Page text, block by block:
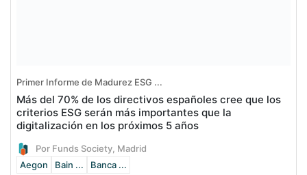
Primer Informe de Madurez ESG ...
Más del 70% de los directivos españoles cree que los
criterios ESG serán más importantes que la
digitalización en los próximos 5 años
Por Funds Society, Madrid
Aegon
Bain ... Banca ...